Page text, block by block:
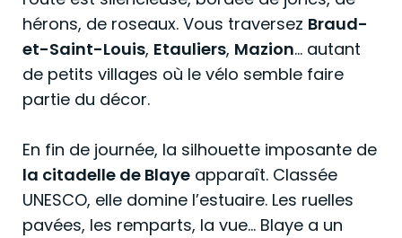
hérons, de roseaux. Vous traversez Braud-
et-Saint-Louis, Etauliers, Mazion… autant
de petits villages où le vélo semble faire
partie du décor.
En fin de journée, la silhouette imposante de
la citadelle de Blaye apparaît. Classée
UNESCO, elle domine l’estuaire. Les ruelles
pavées, les remparts, la vue… Blaye a un